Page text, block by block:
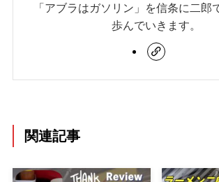
「アブラはガソリン」を信条に二郎
歩んでいきます。
関連記事